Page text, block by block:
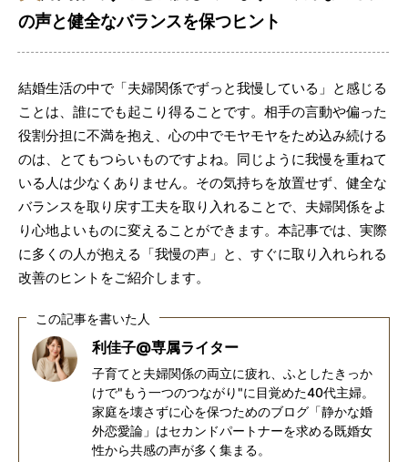
の声と健全なバランスを保つヒント
結婚生活の中で「夫婦関係でずっと我慢している」と感じる
ことは、誰にでも起こり得ることです。相手の言動や偏った
役割分担に不満を抱え、心の中でモヤモヤをため込み続ける
のは、とてもつらいものですよね。同じように我慢を重ねて
いる人は少なくありません。その気持ちを放置せず、健全な
バランスを取り戻す工夫を取り入れることで、夫婦関係をよ
り心地よいものに変えることができます。本記事では、実際
に多くの人が抱える「我慢の声」と、すぐに取り入れられる
改善のヒントをご紹介します。
この記事を書いた人
利佳子@専属ライター
子育てと夫婦関係の両立に疲れ、ふとしたきっか
けで"もう一つのつながり"に目覚めた40代主婦。
家庭を壊さずに心を保つためのブログ「静かな婚
外恋愛論」はセカンドパートナーを求める既婚女
性から共感の声が多く集まる。